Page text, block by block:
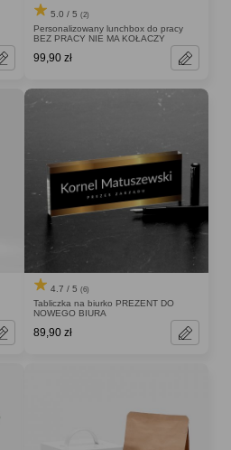
5.0 / 5 (2)
Personalizowany lunchbox do pracy
BEZ PRACY NIE MA KOŁACZY
99,90 zł
4.7 / 5 (6)
Tabliczka na biurko PREZENT DO
NOWEGO BIURA
89,90 zł